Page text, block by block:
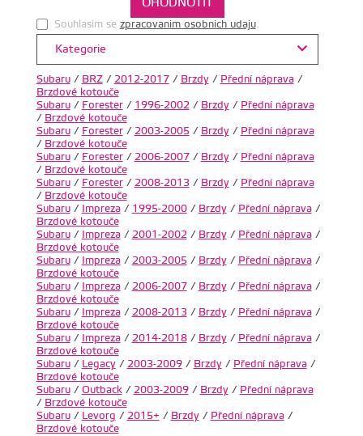
Souhlasim se zpracovanim osobnich udaju.
Kategorie
Subaru/ BRZ/ 2012-2017/ Brzdy/ Přední náprava/
Brzdové kotouče
Subaru/ Forester/ 1996-2002 / Brzdy/ Přední náprava
/ Brzdové kotouče
Subaru/ Forester/ 2003-2005/ Brzdy/ Přední náprava
/ Brzdové kotouče
Subaru/ Forester/ 2006-2007/ Brzdy/ Přední náprava
/ Brzdové kotouče
Subaru/ Forester/ 2008-2013/ Brzdy/ Přední náprava
/ Brzdové kotouče
Subaru/ Impreza/ 1995-2000/ Brzdy/ Přední náprava/
Brzdové kotouče
Subaru/ Impreza/ 2001-2002 / Brzdy/ Přední náprava/
Brzdové kotouče
Subaru/ Impreza/ 2003-2005/ Brzdy/ Přední náprava/
Brzdové kotouče
Subaru/ Impreza/ 2006-2007/ Brzdy/ Přední náprava/
Brzdové kotouče
Subaru/ Impreza/ 2008-2013/ Brzdy/ Přední náprava/
Brzdové kotouče
Subaru/ Impreza/ 2014-2018/ Brzdy/ Přední náprava/
Brzdové kotouče
Subaru/ Legacy/ 2003-2009/ Brzdy/ Přední náprava/
Brzdové kotouče
Subaru/ Outback/ 2003-2009/ Brzdy/ Přední náprava
/ Brzdové kotouče
Subaru/ Levorg / 2015+ / Brzdy/ Přední náprava/
Brzdové kotouče